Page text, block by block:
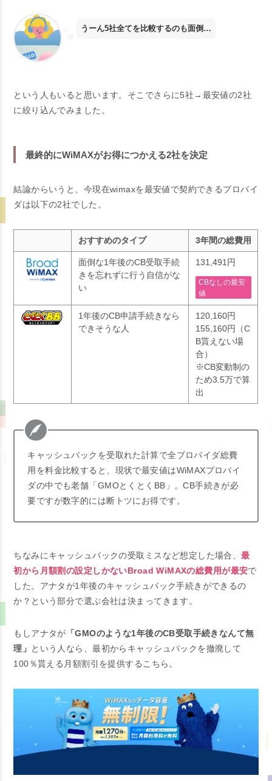
うーん5社全てを比較するのも面倒…
という人もいると思います。そこでさらに5社→最安値の2社
に絞り込んでみました。
最終的にWiMAXがお得につかえる2社を決定
結論からいうと、今現在wimaxを最安値で契約できるプロバイ
ダは以下の2社でした。
おすすめのタイプ 3年間の総費用
面倒な1年後のCB受取手続
きを忘れずに行う自信がな
い
131,491円
CBなしの最安
値
1年後のCB申請手続きなら
できそうな人
120,160円
155,160円（C
B貰えない場
合）
※CB変動制の
ため3.5万で算
出
キャッシュバックを受取れた計算で全プロバイダ総費
用を料金比較すると、現状で最安値はWiMAXプロバイ
ダの中でも老舗「GMOとくとくBB」。CB手続きが必
要ですが数字的には断トツにお得です。
ちなみにキャッシュバックの受取ミスなど想定した場合、最
初から月額割の設定しかないBroad WiMAXの総費用が最安で
した。アナタが1年後のキャッシュバック手続きができるの
か？という部分で選ぶ会社は決まってきます。
もしアナタが 「GMOのような1年後のCB受取手続きなんて無
理」 という人なら、最初からキャッシュバックを撤廃して
100％貰える月額割引を提供するこちら。